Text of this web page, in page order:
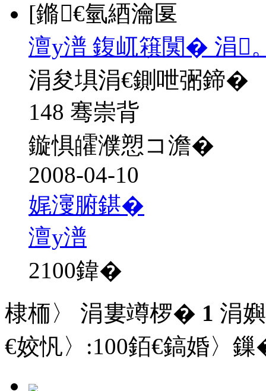
[鏅€氫綇瀹匽
澶у潽 鍑屼簯闃� 涓
涓夋埧涓€鍘呭弻鍗�
148 骞崇背
鏇惧皬濮愬コ澹�
2008-04-10
娓濅腑鍖�
澶у潽
2100鍏�
棣栭〉 涓婁竴椤� 1 涓
€姣忛〉:100銆€鎬婚〉